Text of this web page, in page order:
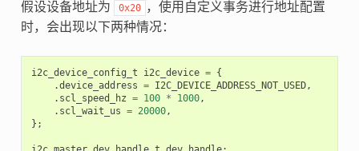
假设设备地址为 0x20 ，使用自定义事务进行地址配置
时，会出现以下两种情况：
i2c_device_config_t i2c_device = {
.device_address = I2C_DEVICE_ADDRESS_NOT_USED,
. scl_speed_hz = 100 * 1000,
. scl_wait_us = 20000,
};